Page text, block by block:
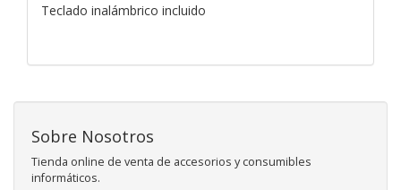
Teclado inalámbrico incluido
Sobre Nosotros
Tienda online de venta de accesorios y consumibles
informáticos.